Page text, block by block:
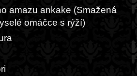
amazu ankake (Smažená
omáčce s rýží)